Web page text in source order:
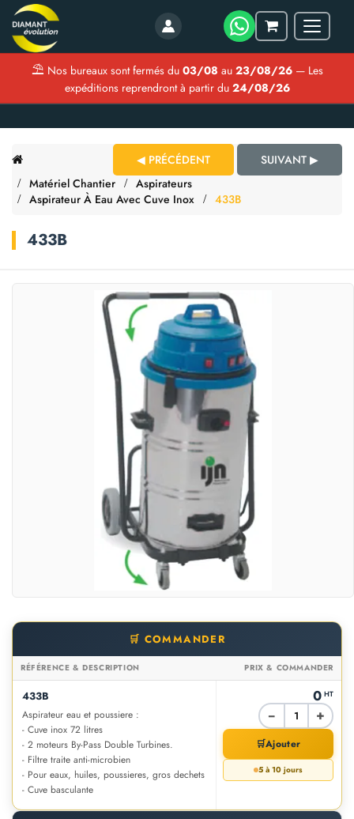
Mon
Menu
⛱ Nos bureaux sont fermés du 03/08 au 23/08/26— Les
expéditions reprendront à partir du 24/08/26
◀ PRÉCÉDENT
SUIVANT ▶
Matériel Chantier
Aspirateurs
Aspirateur À Eau Avec Cuve Inox
433B
433B
🛒 COMMANDER
RÉFÉRENCE & DESCRIPTION PRIX & COMMANDER
433B
Aspirateur eau et poussiere :
- Cuve inox 72 litres
- 2 moteurs By-Pass Double Turbines.
- Filtre traite anti-microbien
- Pour eaux, huiles, poussieres, gros dechets
- Cuve basculante
0 HT
− +
🛒Ajouter
5 à 10 jours